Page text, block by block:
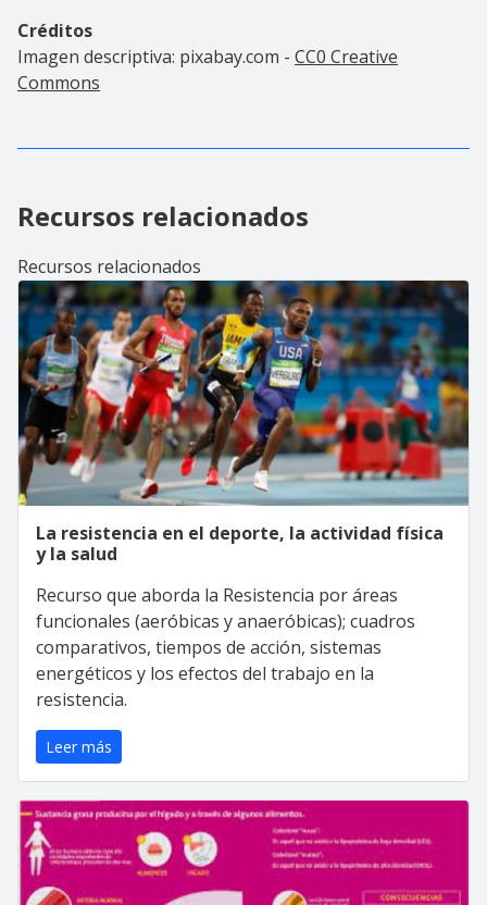
Créditos
Imagen descriptiva: pixabay.com - CC0 Creative
Commons
Recursos relacionados
Recursos relacionados
La resistencia en el deporte, la actividad física
y la salud
Recurso que aborda la Resistencia por áreas
funcionales (aeróbicas y anaeróbicas); cuadros
comparativos, tiempos de acción, sistemas
energéticos y los efectos del trabajo en la
resistencia.
Leer más